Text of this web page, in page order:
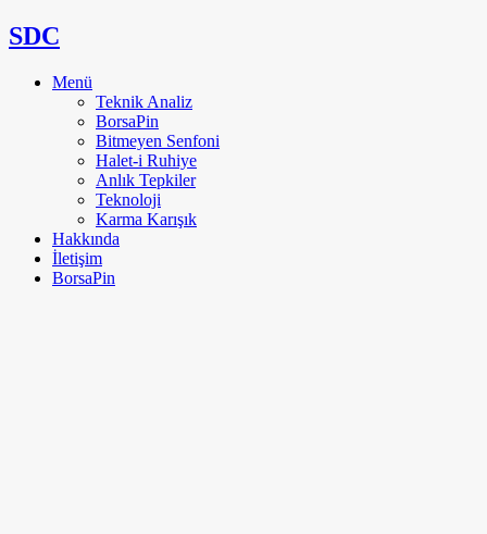
SDC
Menü
Teknik Analiz
BorsaPin
Bitmeyen Senfoni
Halet-i Ruhiye
Anlık Tepkiler
Teknoloji
Karma Karışık
Hakkında
İletişim
BorsaPin